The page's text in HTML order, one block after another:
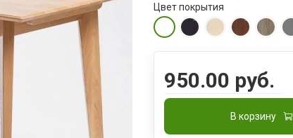
Цвет покрытия
950.00 руб.
В корзину